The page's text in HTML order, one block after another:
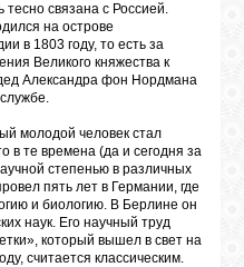
тесно связана с Россией.
на острове
в 1803 году, то есть за
Великого княжества к
Александра фон Нордмана
молодой человек стал
в те времена (да и сегодня за
степенью в различных
пять лет в Германии, где
и биологию. В Берлине он
наук. Его научный труд
который вышел в свет на
считается классическим.